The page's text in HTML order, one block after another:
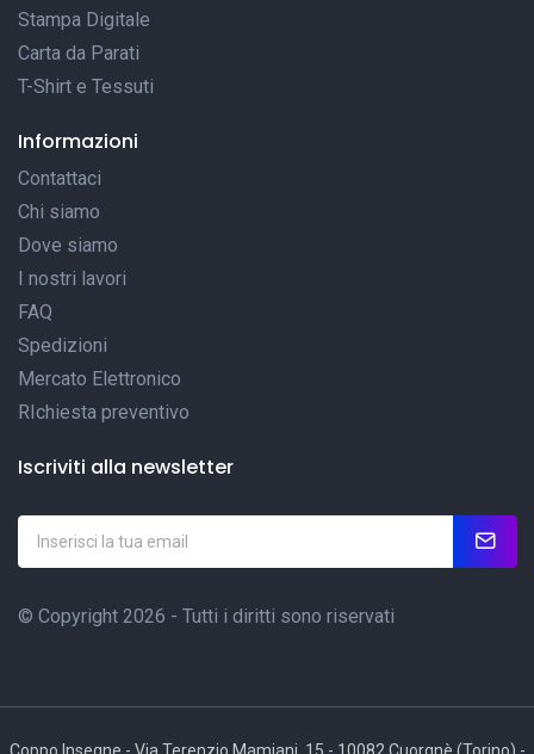
Stampa Digitale
Carta da Parati
T-Shirt e Tessuti
Informazioni
Contattaci
Chi siamo
Dove siamo
I nostri lavori
FAQ
Spedizioni
Mercato Elettronico
RIchiesta preventivo
Iscriviti alla newsletter
© Copyright 2026 - Tutti i diritti sono riservati